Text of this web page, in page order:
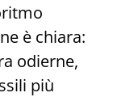
è chiara:
odierne,
più